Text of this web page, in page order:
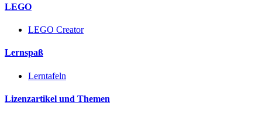
LEGO
LEGO Creator
Lernspaß
Lerntafeln
Lizenzartikel und Themen